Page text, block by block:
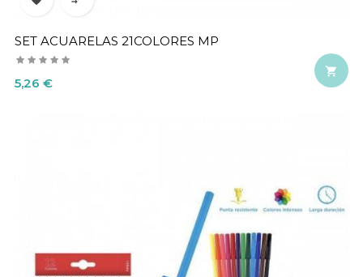
SET ACUARELAS 21COLORES MP
Precio
5,26 €
